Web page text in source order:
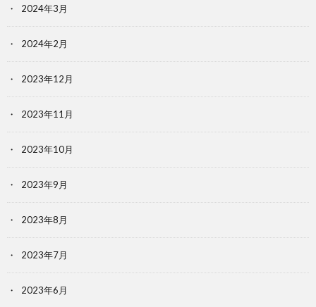
2024年3月
2024年2月
2023年12月
2023年11月
2023年10月
2023年9月
2023年8月
2023年7月
2023年6月